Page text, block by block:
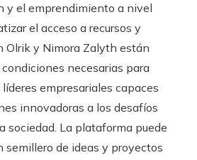
y el emprendimiento a nivel
el acceso a recursos y
Olrik y Nimora Zalyth están
necesarias para
empresariales capaces
innovadoras a los desafíos
sociedad. La plataforma puede
semillero de ideas y proyectos